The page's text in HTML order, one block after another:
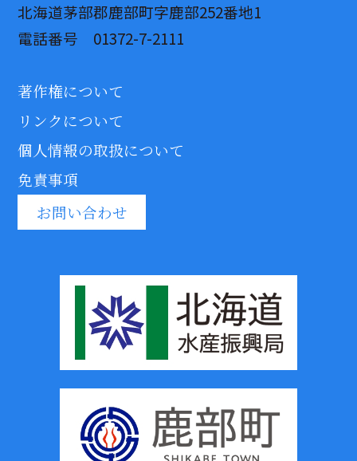
北海道茅部郡鹿部町字鹿部252番地1
電話番号 01372-7-2111
著作権について
リンクについて
個人情報の取扱について
免責事項
お問い合わせ